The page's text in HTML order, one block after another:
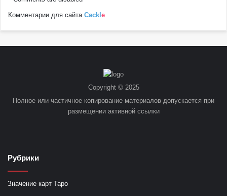
Комментарии для сайта Cackl e
Copyright © 2025
Полное или частичное копирование материалов допускается при
размещении активной ссылки
Рубрики
Значение карт Таро